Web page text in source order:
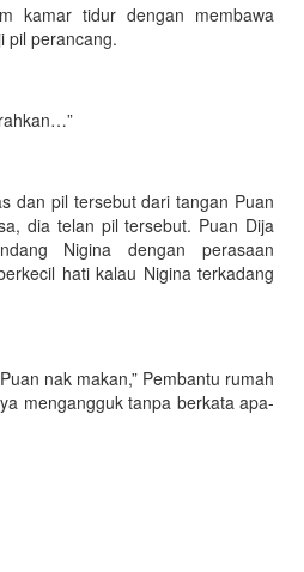
kamar tidur dengan membawa
pil perancang.
dan pil tersebut dari tangan Puan
dia telan pil tersebut. Puan Dija
Nigina dengan perasaan
hati kalau Nigina terkadang
nak makan,” Pembantu rumah
mengangguk tanpa berkata apa-